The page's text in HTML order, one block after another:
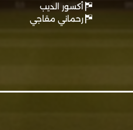
أكسور الديب
رحماني مقاجي